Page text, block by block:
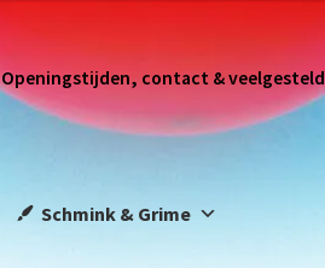
Openingstijden, contact &
Schmink & Grime